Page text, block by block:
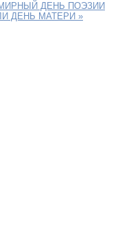
ДЕНЬ ПОЭЗИИ
ДЕНЬ МАТЕРИ »